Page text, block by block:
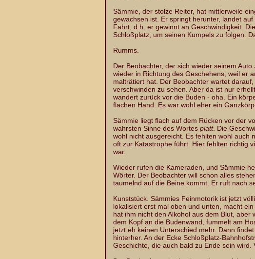
Sämmie, der stolze Reiter, hat mittlerweile
gewachsen ist. Er springt herunter, landet
Fahrt, d.h. er gewinnt an Geschwindigkeit.
Schloßplatz, um seinen Kumpels zu folgen.
Rumms.
Der Beobachter, der sich wieder seinem
wieder in Richtung des Geschehens, weil er
malträtiert hat. Der Beobachter wartet
verschwinden zu sehen. Aber da ist nur
wandert zurück vor die Buden - oha. Ein
flachen Hand. Es war wohl eher ein
Sämmie liegt flach auf dem Rücken vor der
wahrsten Sinne des Wortes platt. Die
wohl nicht ausgereicht. Es fehlten wohl auch
oft zur Katastrophe führt. Hier fehlten richtig
war.
Wieder rufen die Kameraden, und Sämmie
Wörter. Der Beobachter will schon alles
taumelnd auf die Beine kommt. Er ruft nach
Kunststück. Sämmies Feinmotorik ist jetzt
lokalisiert erst mal oben und unten, macht
hat ihm nicht den Alkohol aus dem Blut,
dem Kopf an die Budenwand, fummelt am
jetzt eh keinen Unterschied mehr. Dann
hinterher. An der Ecke Schloßplatz-
Geschichte, die auch bald zu Ende sein wird.